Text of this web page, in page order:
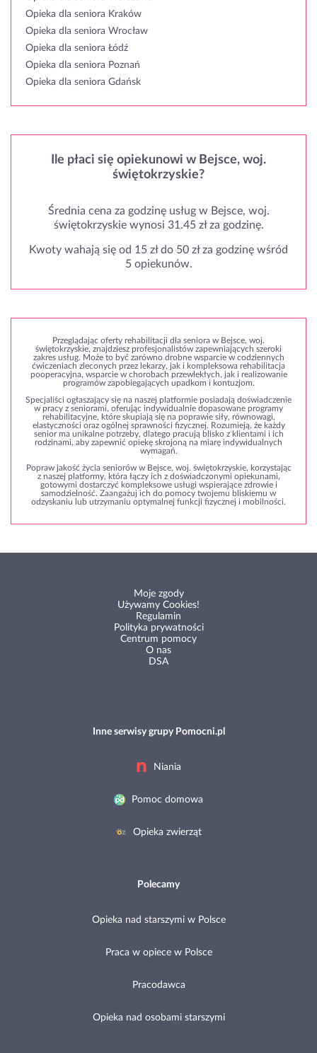
Opieka dla seniora Kraków
Opieka dla seniora Wrocław
Opieka dla seniora Łódź
Opieka dla seniora Poznań
Opieka dla seniora Gdańsk
Ile płaci się opiekunowi w Bejsce, woj.
świętokrzyskie?
Średnia cena za godzinę usług w Bejsce, woj.
świętokrzyskie wynosi 31.45 zł za godzinę.
Kwoty wahają się od 15 zł do 50 zł za godzinę wśród
5 opiekunów.
Przeglądając oferty rehabilitacji dla seniora w Bejsce, woj.
świętokrzyskie, znajdziesz profesjonalistów zapewniających szeroki
zakres usług. Może to być zarówno drobne wsparcie w codziennych
ćwiczeniach zleconych przez lekarzy, jak i kompleksowa rehabilitacja
pooperacyjna, wsparcie w chorobach przewlekłych, jak i realizowanie
programów zapobiegających upadkom i kontuzjom.
Specjaliści ogłaszający się na naszej platformie posiadają doświadczenie
w pracy z seniorami, oferując indywidualnie dopasowane programy
rehabilitacyjne, które skupiają się na poprawie siły, równowagi,
elastyczności oraz ogólnej sprawności fizycznej. Rozumieją, że każdy
senior ma unikalne potrzeby, dlatego pracują blisko z klientami i ich
rodzinami, aby zapewnić opiekę skrojoną na miarę indywidualnych
wymagań.
Popraw jakość życia seniorów w Bejsce, woj. świętokrzyskie, korzystając
z naszej platformy, która łączy ich z doświadczonymi opiekunami,
gotowymi dostarczyć kompleksowe usługi wspierające zdrowie i
samodzielność. Zaangażuj ich do pomocy twojemu bliskiemu w
odzyskaniu lub utrzymaniu optymalnej funkcji fizycznej i mobilności.
Moje zgody
Używamy Cookies!
Regulamin
Polityka prywatności
Centrum pomocy
O nas
DSA
Inne serwisy grupy Pomocni.pl
Niania
Pomoc domowa
Opieka zwierząt
Polecamy
Opieka nad starszymi w Polsce
Praca w opiece w Polsce
Pracodawca
Opieka nad osobami starszymi